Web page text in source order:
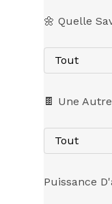
🌼 Quelle
Tout
🍫 Une
Tout
Puissance